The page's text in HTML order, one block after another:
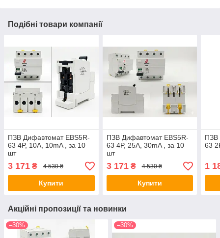
Подібні товари компанії
ПЗВ Дифавтомат EBS5R-
63 4P, 10A, 10mA , за 10
шт
3 171 ₴ 4 530 ₴
Купити
ПЗВ Дифавтомат EBS5R-
63 4P, 25A, 30mA , за 10
шт
3 171₴ 4 530 ₴
Купити
ПЗВ
63
1
Акційні пропозиції та новинки
–30% –30%